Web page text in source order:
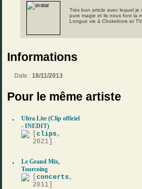
Très bon article avec lequel je
pure magie et ils nous font la
Longue vie à Chokebore et
Informations
Date :18/11/2013
Pour le même artiste
Ultra Lite (Clip officiel
- INEDIT)
[clips ,
2021]
Le Grand Mix,
Tourcoing
[concerts ,
2011]